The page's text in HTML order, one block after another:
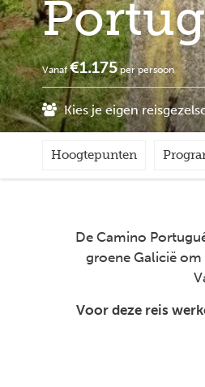
Vanaf€1.175per persoon
Kies je eigen
Hoogtepunten
De Camino
groene Galicië
Voor deze reis